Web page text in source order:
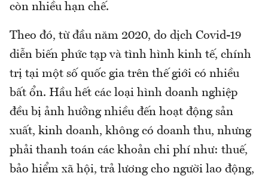
còn nhiều hạn chế.
Theo đó, từ đầu năm 2020, do dịch Covid-19
diễn biến phức tạp và tình hình kinh tế, chính
trị tại một số quốc gia trên thế giới có nhiều
bất ổn. Hầu hết các loại hình doanh nghiệp
đều bị ảnh hưởng nhiều đến hoạt động sản
xuất, kinh doanh, không có doanh thu, nhưng
phải thanh toán các khoản chi phí như: thuế,
bảo hiểm xã hội, trả lương cho người lao động,